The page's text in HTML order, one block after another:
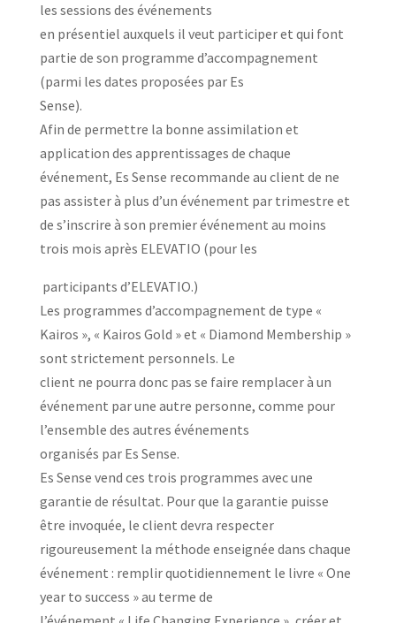
les sessions des événements
en présentiel auxquels il veut participer et qui font
partie de son programme d’accompagnement
(parmi les dates proposées par Es
Sense).
Afin de permettre la bonne assimilation et
application des apprentissages de chaque
événement, Es Sense recommande au client de ne
pas assister à plus d’un événement par trimestre et
de s’inscrire à son premier événement au moins
trois mois après ELEVATIO (pour les
participants d’ELEVATIO.)
Les programmes d’accompagnement de type «
Kairos », « Kairos Gold » et « Diamond Membership »
sont strictement personnels. Le
client ne pourra donc pas se faire remplacer à un
événement par une autre personne, comme pour
l’ensemble des autres événements
organisés par Es Sense.
Es Sense vend ces trois programmes avec une
garantie de résultat. Pour que la garantie puisse
être invoquée, le client devra respecter
rigoureusement la méthode enseignée dans chaque
événement : remplir quotidiennement le livre « One
year to success » au terme de